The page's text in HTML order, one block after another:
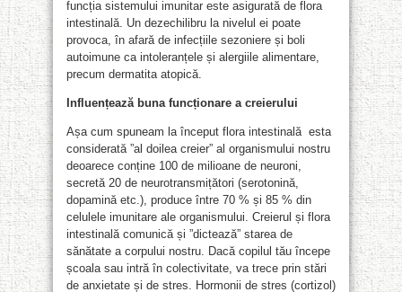
funcția sistemului imunitar este asigurată de flora
intestinală. Un dezechilibru la nivelul ei poate
provoca, în afară de infecțiile sezoniere și boli
autoimune ca intoleranțele și alergiile alimentare,
precum dermatita atopică.
Influențează buna funcționare a creierului
Așa cum spuneam la început flora intestinală esta
considerată ”al doilea creier” al organismului nostru
deoarece conține 100 de milioane de neuroni,
secretă 20 de neurotransmițători (serotonină,
dopamină etc.), produce între 70 % și 85 % din
celulele imunitare ale organismului. Creierul și flora
intestinală comunică și ”dictează” starea de
sănătate a corpului nostru. Dacă copilul tău începe
școala sau intră în colectivitate, va trece prin stări
de anxietate și de stres. Hormonii de stres (cortizol)